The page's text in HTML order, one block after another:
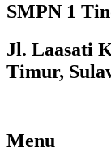
SMPN 1
Jl. Laasati
Timur,
Menu